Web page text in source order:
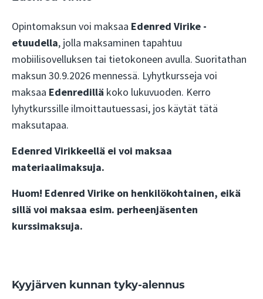
Opintomaksun voi maksaa Edenred Virike -
etuudella, jolla maksaminen tapahtuu
mobiilisovelluksen tai tietokoneen avulla. Suoritathan
maksun 30.9.2026 mennessä. Lyhytkursseja voi
maksaa Edenredillä koko lukuvuoden. Kerro
lyhytkurssille ilmoittautuessasi, jos käytät tätä
maksutapaa.
Edenred Virikkeellä ei voi maksaa
materiaalimaksuja.
Huom! Edenred Virike on henkilökohtainen, eikä
sillä voi maksaa esim. perheenjäsenten
kurssimaksuja.
Kyyjärven kunnan tyky-alennus